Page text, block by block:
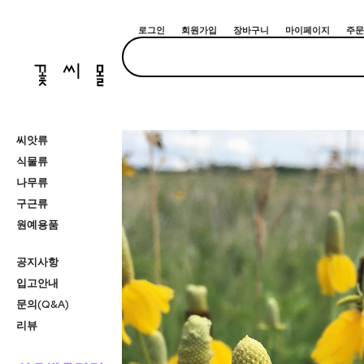
로그인 회원가입 장바구니 마이페이지 주
씨앗류
식물류
나무류
구근류
원예용품
공지사항
입고안내
문의(Q&A)
리뷰